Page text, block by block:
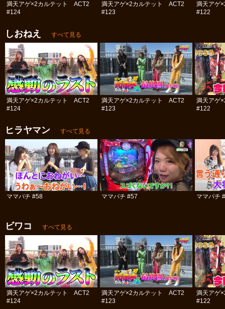
満天アゲ×2カルテット ACT2
#124
満天アゲ×2カルテット ACT2
#123
満天アゲ
#122
しおねえ すべて見る
満天アゲ×2カルテット ACT2
#124
満天アゲ×2カルテット ACT2
#123
満天アゲ
#122
ヒラヤマン すべて見る
ママパチ #58 ママパチ #57 ママパチ
ビワコ すべて見る
満天アゲ×2カルテット ACT2
#124
満天アゲ×2カルテット ACT2
#123
満天アゲ
#122